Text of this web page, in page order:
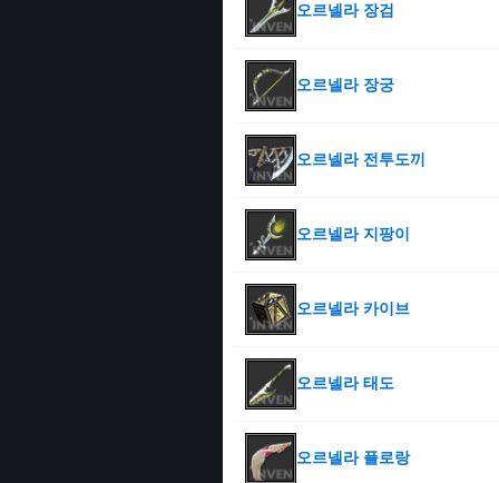
오르넬라 장검
오르넬라 장궁
오르넬라 전투도끼
오르넬라 지팡이
오르넬라 카이브
오르넬라 태도
오르넬라 플로랑